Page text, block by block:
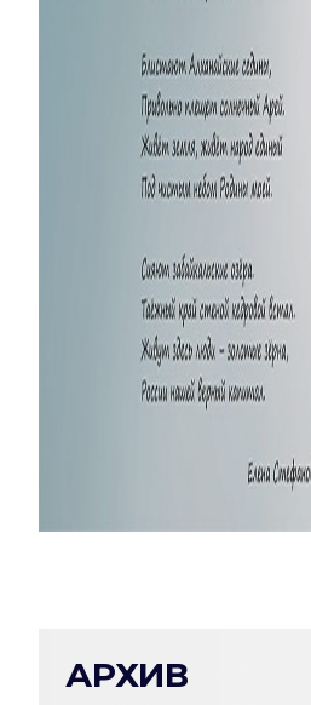
АРХИВ